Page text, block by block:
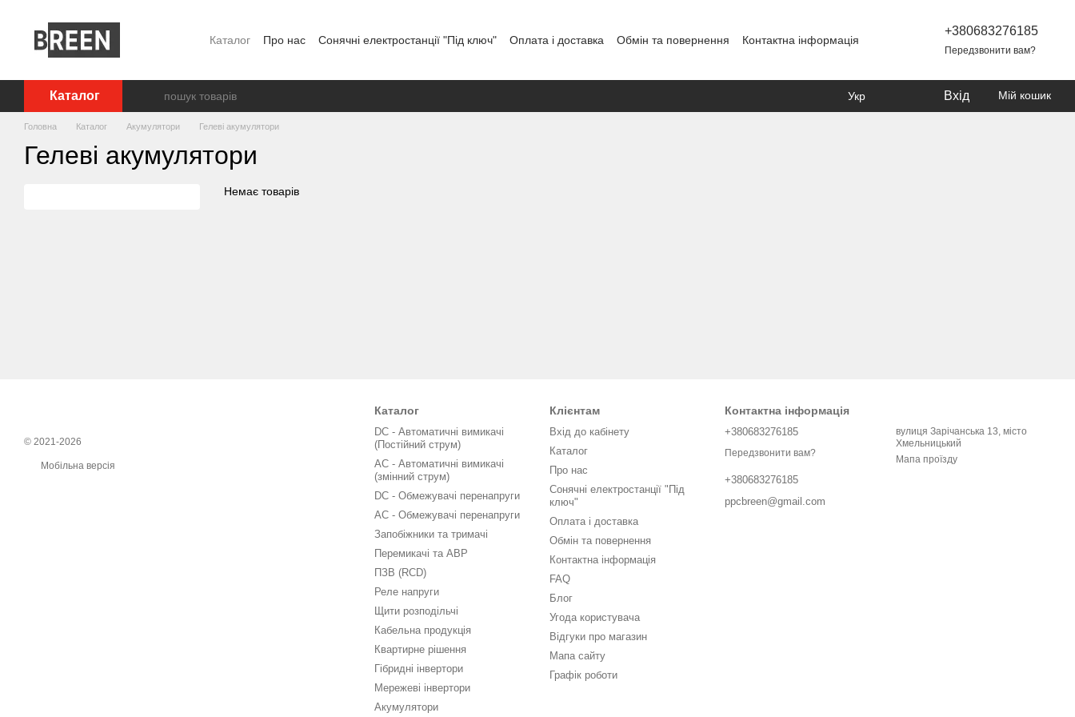
Каталог Про нас Сонячні електростанції "Під ключ" Оплата і доставка Обмін та повернення
Контактна інформація
+380683276185
Передзвонити вам?
Каталог Укр Вхід Мій кошик
Головна Каталог Акумулятори Гелеві акумулятори
Гелеві акумулятори
Немає товарів
© 2021-2026
Мобільна версія
Каталог
DC - Автоматичні вимикачі
(Постійний струм)
AC - Автоматичні вимикачі
(змінний струм)
DC - Обмежувачі перенапруги
AC - Обмежувачі перенапруги
Запобіжники та тримачі
Перемикачі та АВР
ПЗВ (RCD)
Реле напруги
Щити розподільчі
Кабельна продукція
Квартирне рішення
Гібридні інвертори
Мережеві інвертори
Акумулятори
Клієнтам
Вхід до кабінету
Каталог
Про нас
Сонячні електростанції "Під
ключ"
Оплата і доставка
Обмін та повернення
Контактна інформація
FAQ
Блог
Угода користувача
Відгуки про магазин
Мапа сайту
Графік роботи
Контактна інформація
+380683276185
Передзвонити вам?
+380683276185
ppcbreen@gmail.com
вулиця Зарічанська 13, місто
Хмельницький
Мапа проїзду